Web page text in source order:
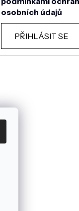
osobních údajů
PŘIHLÁSIT SE